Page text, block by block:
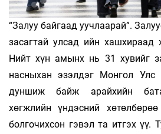
“Залуу байгаад уучлаарай”.
засагтай улсад ийн хашхираад
Нийт хүн амынх нь 31 хувийг
насныхан эзэлдэг Монгол
дуншиж байж арайхийн
хөгжлийн үндэсний
болгочихсон гэвэл та итгэх үү.